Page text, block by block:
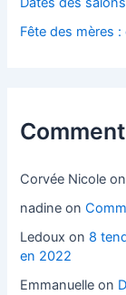
Fête des mères
Corvée Nicole on
nadine on
Ledoux on 8
en 2022
Emmanuelle on